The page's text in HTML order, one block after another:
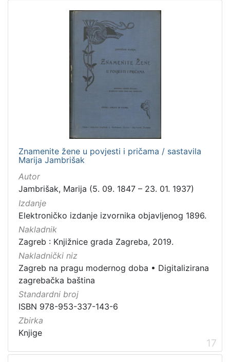
Znamenite žene u povjesti i pričama / sastavila
Marija Jambrišak
Autor
Jambrišak, Marija (5. 09. 1847 – 23. 01. 1937)
Izdanje
Elektroničko izdanje izvornika objavljenog 1896.
Nakladnik
Zagreb : Knjižnice grada Zagreba, 2019.
Nakladnički niz
Zagreb na pragu modernog doba • Digitalizirana
zagrebačka baština
Standardni broj
ISBN 978-953-337-143-6
Zbirka
Knjige
17